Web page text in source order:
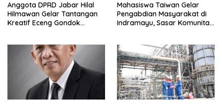
Anggota DPRD Jabar Hilal
Hilmawan Gelar Tantangan
Kreatif Eceng Gondok
Mahasiswa Taiwan Gelar
Pengabdian Masyarakat di
Indramayu, Sasar Komunitas